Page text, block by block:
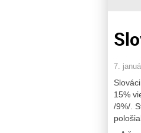
7.
15%
/9%/.